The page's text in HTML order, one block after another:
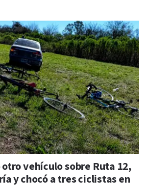
vehículo sobre Ruta 12,
y chocó a tres ciclistas en